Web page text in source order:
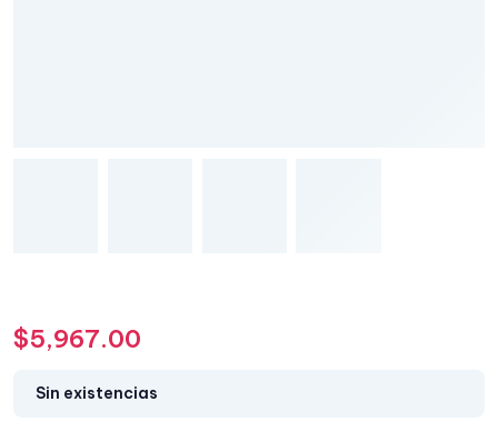
$5,967.00
Sin existencias